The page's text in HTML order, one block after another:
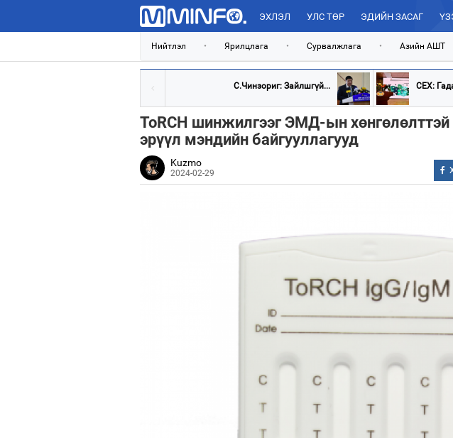
ЭХЛЭЛ УЛС ТӨР ЭДИЙН ЗАСАГ
Нийтлэл • Ярилцлага • Сурвалжлага • Азийн АШТ
С.Чинзориг: Зайлшгүй... СЕХ:
ToRCH шинжилгээг ЭМД-ын хөнгөлөлттэй
эрүүл мэндийн байгууллагууд
Kuzmo
2024-02-29